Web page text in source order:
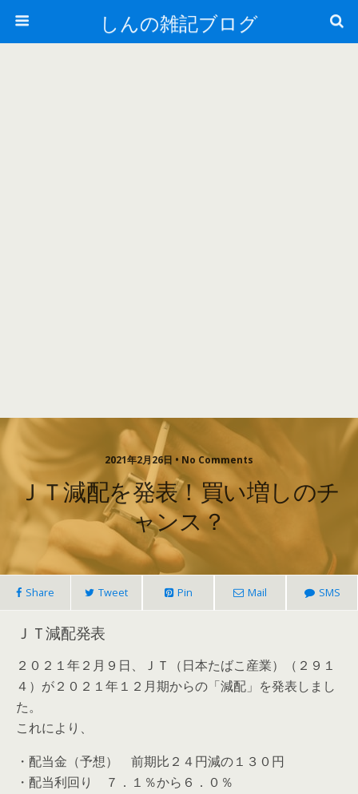
しんの雑記ブログ
2021年2月26日 • No Comments
ＪＴ減配を発表！買い増しのチ
ャンス？
Share Tweet Pin Mail SMS
ＪＴ減配発表
２０２１年２月９日、ＪＴ（日本たばこ産業）（２９１
４）が２０２１年１２月期からの「減配」を発表しまし
た。
これにより、
・配当金（予想） 前期比２４円減の１３０円
・配当利回り ７．１％から６．０％